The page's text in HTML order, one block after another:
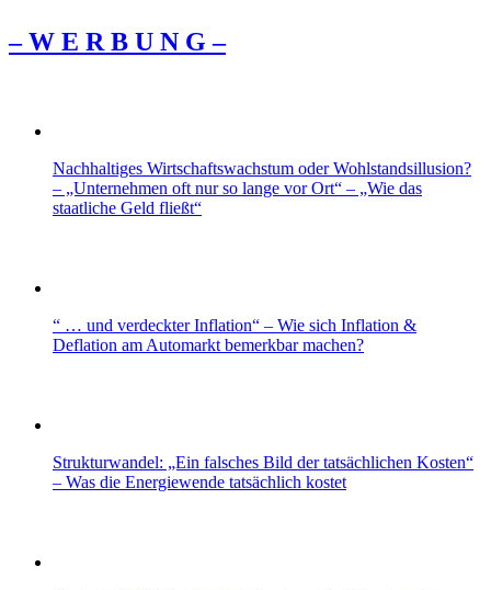
– W Ε R Β U Ν G –
Nachhaltiges Wirtschaftswachstum oder Wohlstandsillusion?
– „Unternehmen oft nur so lange vor Ort“ – „Wie das
staatliche Geld fließt“
“ … und verdeckter Inflation“ – Wie sich Inflation &
Deflation am Automarkt bemerkbar machen?
Strukturwandel: „Ein falsches Bild der tatsächlichen Kosten“
– Was die Energiewende tatsächlich kostet